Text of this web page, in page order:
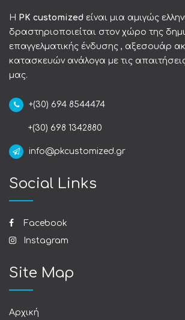
Η PK customized είναι μια αμιγώς
δραστηριοποιείται στον χώρο της
επαγγελματικής ένδυσης , αξεσουάρ
κατασκευών ανάλογα με τις
μας.
+(30) 694 8544474
+(30) 698 1342880
info@pkcustomized.gr
Social Links
Facebook
Instagram
Site Map
Αρχική